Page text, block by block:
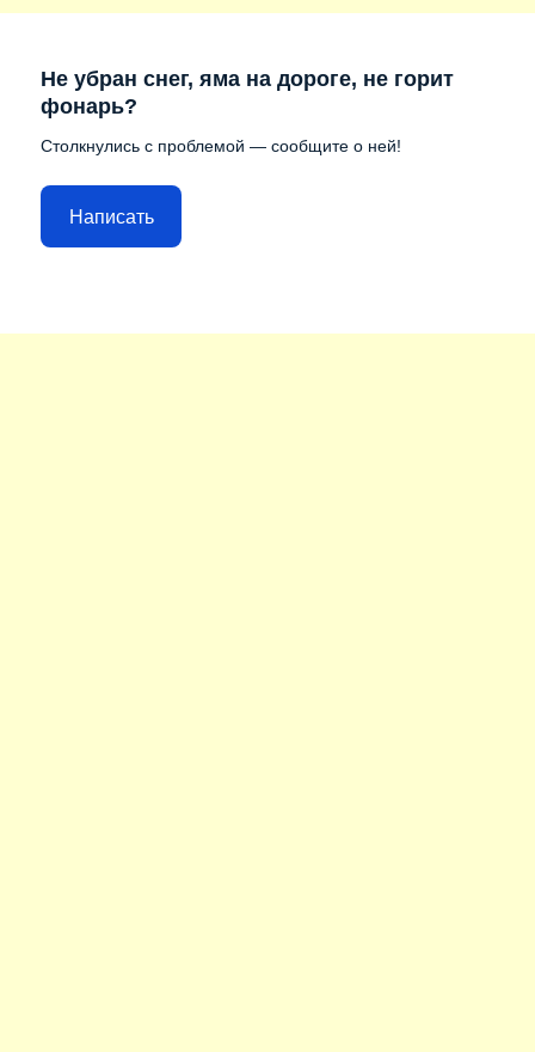
Не убран снег, яма на дороге, не горит
фонарь?
Столкнулись с проблемой — сообщите о ней!
Написать